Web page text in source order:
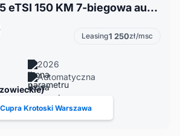
Cupra Leon 1.5 eTSI 150 KM 7-biegowa automatyczna - DSG Dostępny od Ręki!
Leasing1 250zł/msc
2026
Automatyczna
Cupra Krotoski Warszawa